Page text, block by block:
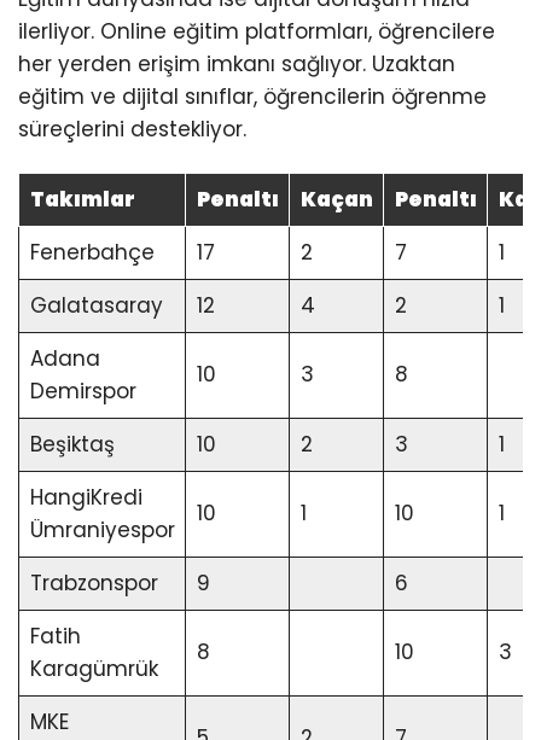
ilerliyor. Online eğitim platformları, öğrencilere
her yerden erişim imkanı sağlıyor. Uzaktan
eğitim ve dijital sınıflar, öğrencilerin öğrenme
süreçlerini destekliyor.
Takımlar Penaltı Kaçan Penaltı
Fenerbahçe
17 2 7
1
Galatasaray
12 4 2
1
Adana
Demirspor
10 3 8
Beşiktaş 10 2 3
1
HangiKredi
Ümraniyespor
10 1 10 1
Trabzonspor 9
6
Fatih
Karagümrük
8 10 3
MKE